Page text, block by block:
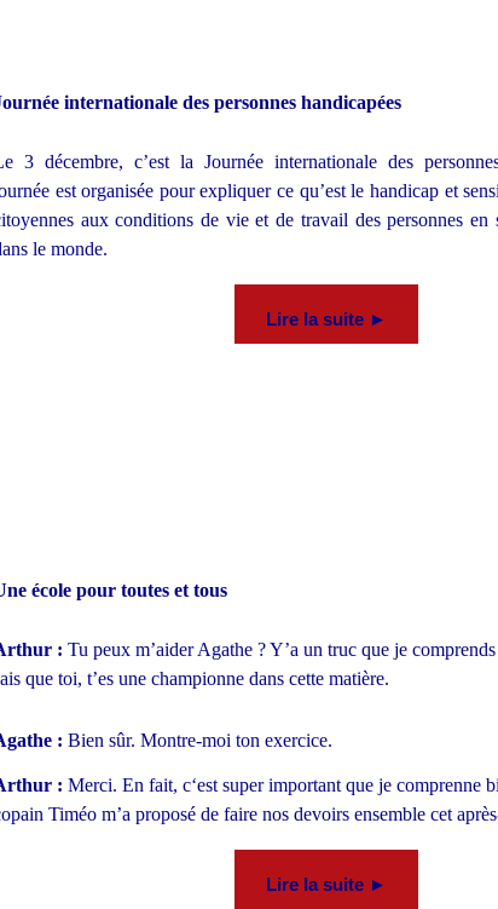
internationale des personnes handicapées
3 décembre, c’est la Journée internationale des
est organisée pour expliquer ce qu’est le handicap et
aux conditions de vie et de travail des personnes en
le monde.
Lire la suite ►
école pour toutes et tous
: Tu peux m’aider Agathe ? Y’a un truc que je
que toi, t’es une championne dans cette matière.
: Bien sûr. Montre-moi ton exercice.
: Merci. En fait, c‘est super important que je comprenne
Timéo m’a proposé de faire nos devoirs ensemble cet
Lire la suite ►